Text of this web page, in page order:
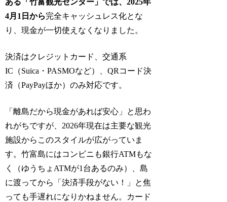
ある「竹富観光センター」では、2025年
4月1日から完全キャッシュレス化とな
り、現金が一切使えなくなりました。
決済はクレジットカード、交通系
IC（Suica・PASMOなど）、QRコード決
済（PayPayほか）のみ対応です。
「離島だから現金があれば安心」と思わ
れがちですが、2026年現在は主要な観光
施設からこのスタイルが広がっていま
す。竹富島にはコンビニも銀行ATMもな
く（ゆうちょATMが1台あるのみ）、島
に渡ってから「決済手段がない！」と焦
っても手遅れになりかねません。カード